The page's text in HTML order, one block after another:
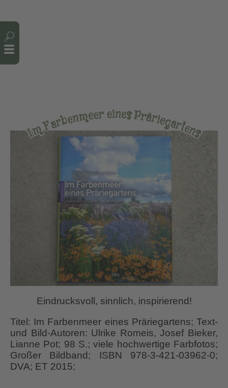
ImFarbenmeer einesPräriegart
ens
Eindrucksvoll, sinnlich, inspirierend!
Titel: Im Farbenmeer eines Präriegartens; Text-
und Bild-Autoren: Ulrike Romeis, Josef Bieker,
Lianne Pot; 98 S.; viele hochwertige Farbfotos;
Großer Bildband; ISBN 978-3-421-03962-0;
DVA; ET 2015;